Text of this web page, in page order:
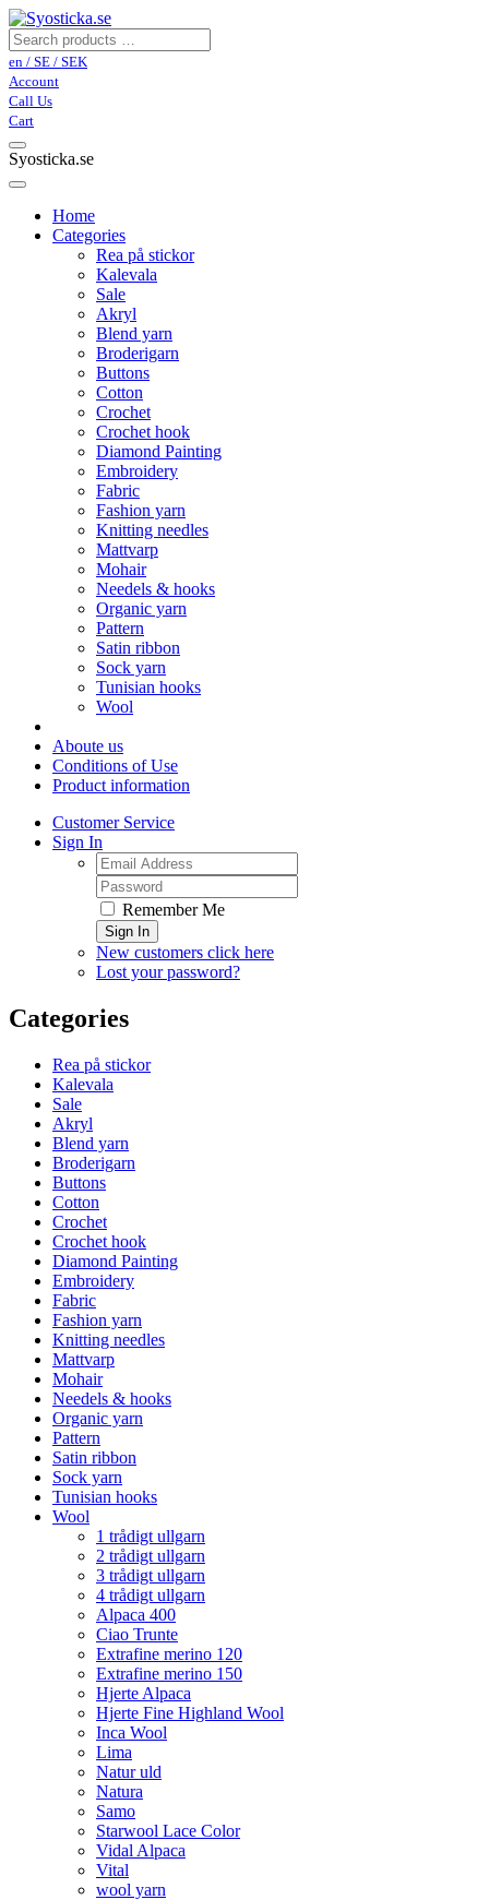
en / SE / SEK
Account
Call Us
Cart
Syosticka.se
Home
Categories
Rea på stickor
Kalevala
Sale
Akryl
Blend yarn
Broderigarn
Buttons
Cotton
Crochet
Crochet hook
Diamond Painting
Embroidery
Fabric
Fashion yarn
Knitting needles
Mattvarp
Mohair
Needels & hooks
Organic yarn
Pattern
Satin ribbon
Sock yarn
Tunisian hooks
Wool
Aboute us
Conditions of Use
Product information
Customer Service
Sign In
Remember Me
Sign In
New customers click here
Lost your password?
Categories
Rea på stickor
Kalevala
Sale
Akryl
Blend yarn
Broderigarn
Buttons
Cotton
Crochet
Crochet hook
Diamond Painting
Embroidery
Fabric
Fashion yarn
Knitting needles
Mattvarp
Mohair
Needels & hooks
Organic yarn
Pattern
Satin ribbon
Sock yarn
Tunisian hooks
Wool
1 trådigt ullgarn
2 trådigt ullgarn
3 trådigt ullgarn
4 trådigt ullgarn
Alpaca 400
Ciao Trunte
Extrafine merino 120
Extrafine merino 150
Hjerte Alpaca
Hjerte Fine Highland Wool
Inca Wool
Lima
Natur uld
Natura
Samo
Starwool Lace Color
Vidal Alpaca
Vital
wool yarn